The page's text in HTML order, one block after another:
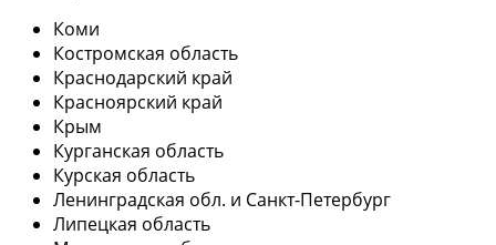
Коми
Костромская область
Краснодарский край
Красноярский край
Крым
Курганская область
Курская область
Ленинградская обл. и Санкт-Петербург
Липецкая область